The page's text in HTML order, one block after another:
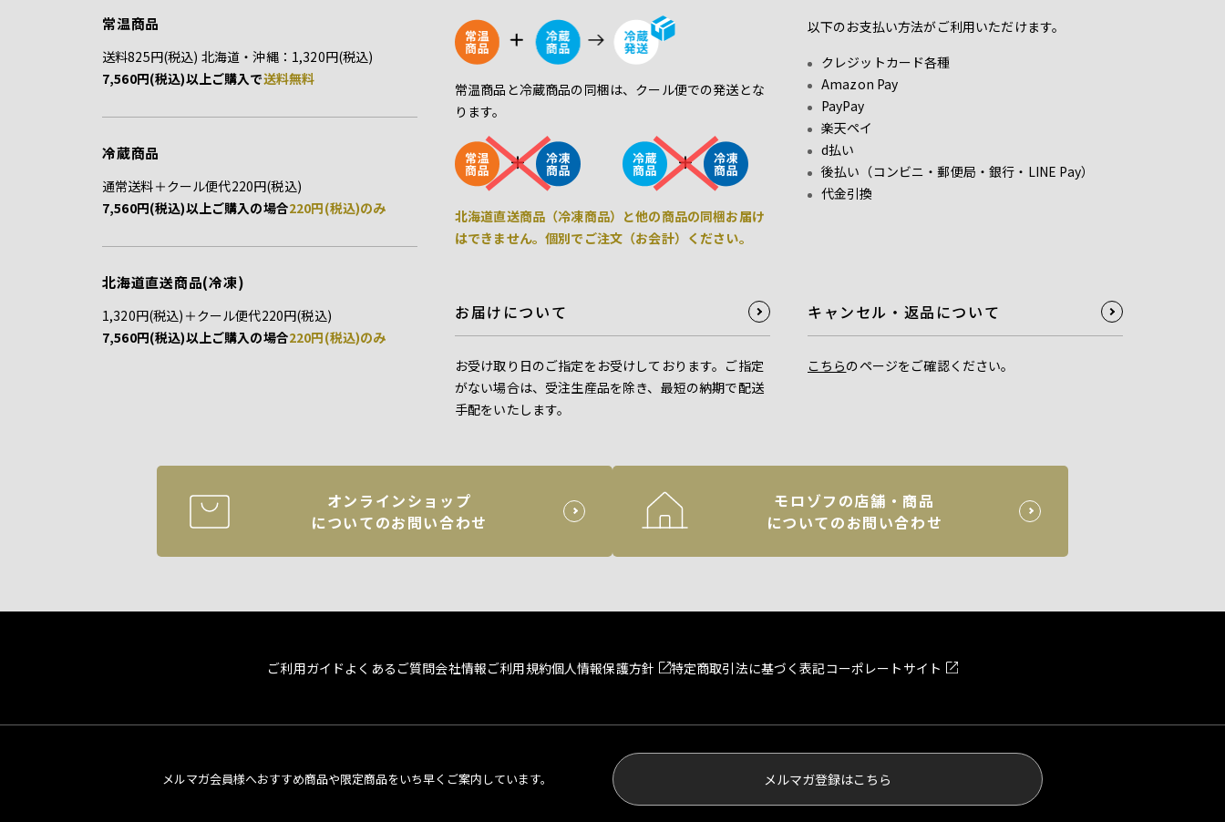
常温商品
送料825円(税込) 北海道・沖縄：1,320円(税込)
7,560円(税込)以上ご購入で送料無料
冷蔵商品
通常送料＋クール便代220円(税込)
7,560円(税込)以上ご購入の場合220円(税込)のみ
北海道直送商品(冷凍)
1,320円(税込)＋クール便代220円(税込)
7,560円(税込)以上ご購入の場合220円(税込)のみ
常温商品と冷蔵商品の同梱は、クール便での発送とな
ります。
北海道直送商品（冷凍商品）と他の商品の同梱お届け
はできません。個別でご注文（お会計）ください。
以下のお支払い方法がご利用いただけます。
クレジットカード各種
Amazon Pay
PayPay
楽天ペイ
d払い
後払い（コンビニ・郵便局・銀行・LINE Pay）
代金引換
お届けについて
お受け取り日のご指定をお受けしております。ご指定
がない場合は、受注生産品を除き、最短の納期で配送
手配をいたします。
キャンセル・返品について
こちらのページをご確認ください。
オンラインショップ
についてのお問い合わせ
モロゾフの店舗・商品
についてのお問い合わせ
ご利用ガイドよくあるご質問会社情報ご利用規約個人情報保護方針 特定商取引法に基づく表記コーポレートサイト
メルマガ会員様へおすすめ商品や限定商品をいち早くご案内しています。 メルマガ登録はこちら